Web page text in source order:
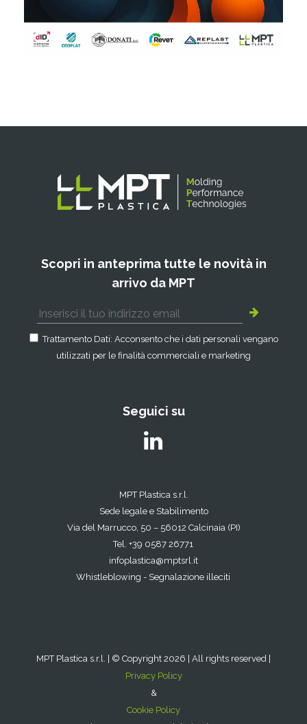
Scopri in anteprima tutte le novità in
arrivo da MPT
Trattamento Dati: Acconsento che i dati personali vengano
utilizzati per le finalità commerciali e marketing
Seguici su
MPT Plastica s.r.l.
Sede legale e Stabilimento
Via del Marrucco, 50 – 56012 Calcinaia (PI)
Tel. +39 0587 26771
infoplastica@mptsrl.it
Whistleblowing - Segnalazione illeciti
MPT Plastica s.r.l. | © Copyright 2026 | All rights reserved |
Privacy Policy
&
Cookie Policy